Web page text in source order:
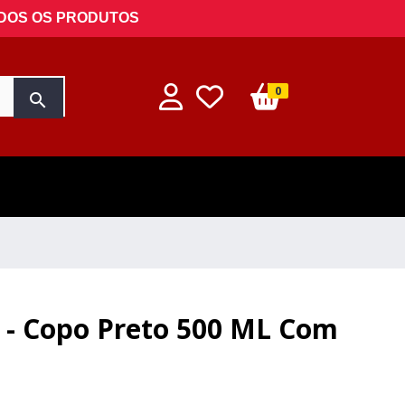
OS PRODUTOS
search 0
Copo Preto 500 ML Com